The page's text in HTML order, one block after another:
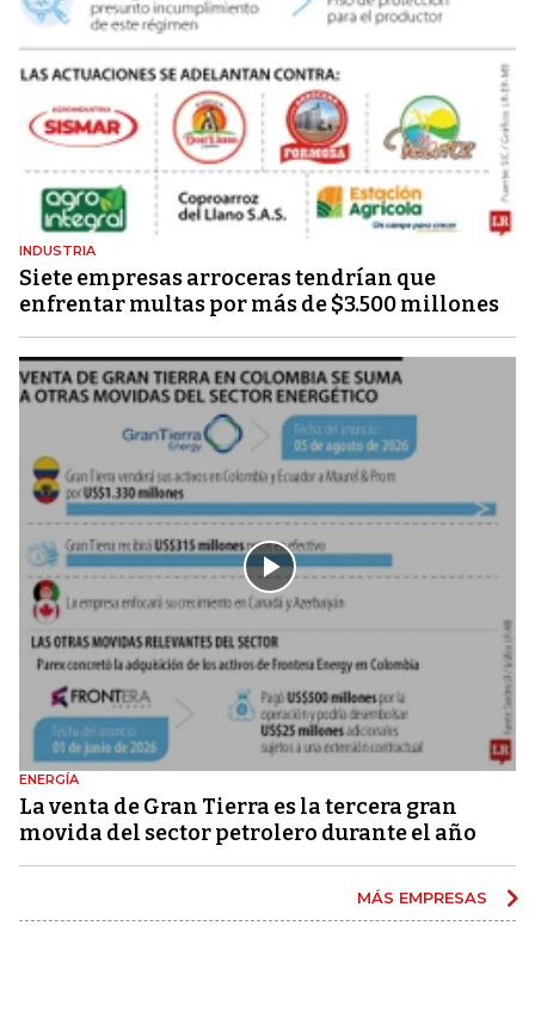
INDUSTRIA
Siete empresas arroceras tendrían que
enfrentar multas por más de $3.500 millones
ENERGÍA
La venta de Gran Tierra es la tercera gran
movida del sector petrolero durante el año
MÁS EMPRESAS